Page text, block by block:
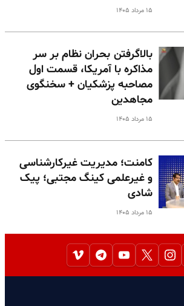
۱۵ مرداد ۱۴۰۵
بالا‌گرفتن بحران نظام بر سر
مذاکره با آمریکا، قسمت اول
مصاحبه پزشکیان + سخنگوی
مجاهدین
۱۵ مرداد ۱۴۰۵
کامنت؛ مدیریت غیرکارشناسی
و غیرعلمی کینگ مجتبی؛ پیک
شادی
۱۵ مرداد ۱۴۰۵